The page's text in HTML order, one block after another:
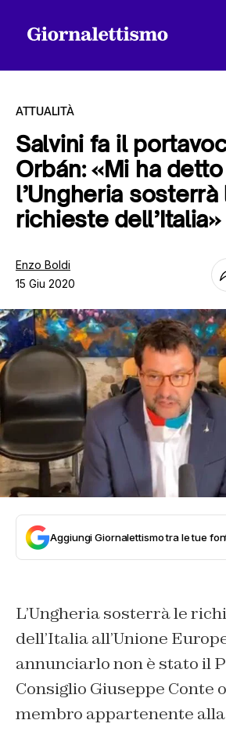
Tutti gli articoli
ATTUALITÀ
Salvini fa il
Orbán: «Mi ha
l’Ungheria sosterrà
richieste dell’Italia»
Enzo Boldi
15 Giu 2020
Aggiungi Giornalettismo tra le tue
L’Ungheria sosterrà le
dell’Italia all’Unione
annunciarlo non è stato il
Consiglio Giuseppe Conte
membro appartenente alla